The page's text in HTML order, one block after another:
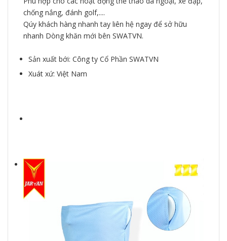
chống nắng, đánh golf,....
Qúy khách hàng nhanh tay liên hệ ngay để sở hữu
nhanh Dòng khăn mới bên SWATVN.
Sản xuất bới: Công ty Cổ Phần SWATVN
Xuát xứ: Việt Nam